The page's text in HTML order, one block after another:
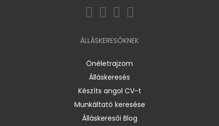
ÁLLÁSKERESŐKNEK
Önéletrajzom
Álláskeresés
Készíts angol CV-t
Munkáltató keresése
Álláskeresői Blog